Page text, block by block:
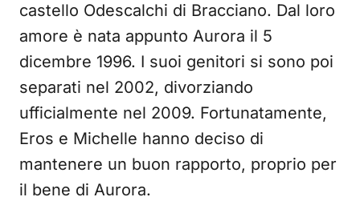
castello Odescalchi di Bracciano. Dal loro
amore è nata appunto Aurora il 5
dicembre 1996. I suoi genitori si sono poi
separati nel 2002, divorziando
ufficialmente nel 2009. Fortunatamente,
Eros e Michelle hanno deciso di
mantenere un buon rapporto, proprio per
il bene di Aurora.